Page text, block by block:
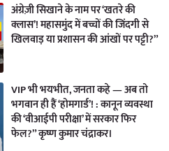
अंग्रेज़ी सिखाने के नाम पर ‘खतरे की
क्लास’! महासमुंद में बच्चों की जिंदगी से
खिलवाड़ या प्रशासन की आंखों पर पट्टी?”
VIP भी भयभीत, जनता कहे — अब तो
भगवान ही हैं ‘होमगार्ड’! : कानून व्यवस्था
की ‘वीआईपी परीक्षा’ में सरकार फिर
फेल?” कृष्ण कुमार चंद्राकर।